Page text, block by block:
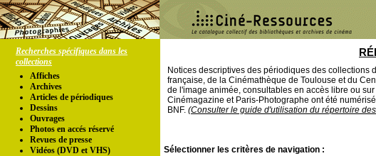
Recherches spécifiques dans les
collections
Affiches
Archives
Articles de périodiques
Dessins
Ouvrages
Photos en accés réservé
Revues de presse
Vidéos (DVD et VHS)
Notices descriptives des périodiques des collections
française, de la Cinémathèque de Toulouse et du
de l'image animée, consultables en accès libre ou
Cinémagazine et Paris-Photographe ont été
BNF. (Consulter le guide d'utilisation du répertoire
Sélectionner les critères de navigation :